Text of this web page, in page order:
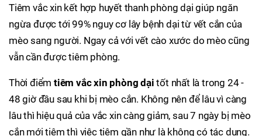
Tiêm vắc xin kết hợp huyết thanh phòng dại giúp ngăn
ngừa được tới 99% nguy cơ lây bệnh dại từ vết cắn của
mèo sang người. Ngay cả với vết cào xước do mèo cũng
vẫn cần được tiêm phòng.
Thời điểm tiêm vắc xin phòng dạitốt nhất là trong 24 -
48 giờ đầu sau khi bị mèo cắn. Không nên để lâu vì càng
lâu thì hiệu quả của vắc xin càng giảm, sau 7 ngày bị mèo
cắn mới tiêm thì việc tiêm gần như là không có tác dụng.